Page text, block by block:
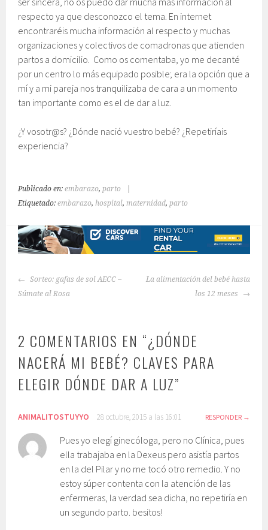
respecto ya que desconozco el tema. En internet
encontraréis mucha información al respecto y muchas
organizaciones y colectivos de comadronas que atienden
partos a domicilio. Como os comentaba, yo me decanté
por un centro lo más equipado posible; era la opción que a
mí y a mi pareja nos tranquilizaba de cara a un momento
tan importante como es el de dar a luz.
¿Y vosotr@s? ¿Dónde nació vuestro bebé? ¿Repetiríais
experiencia?
Publicado en:embarazo, parto
Etiquetado:embarazo, hospital, maternidad, parto
NAVEGACIÓN
DE
Sorteo: gafas de sol AECC –
Súmate al Rosa
La alimentación del bebé hasta
los 12 meses
2 COMENTARIOS EN “¿DÓNDE
NACERÁ MI BEBÉ? CLAVES PARA
ELEGIR DÓNDE DAR A LUZ”
ANIMALITOSTUYYO 28 octubre, 2015 a las 16:01 RESPONDER
Pues yo elegí ginecóloga, pero no Clínica, pues
ella trabajaba en la Dexeus pero asistía partos
en la del Pilar y no me tocó otro remedio. Y no
estoy súper contenta con la atención de las
enfermeras, la verdad sea dicha, no repetiría en
un segundo parto. besitos!